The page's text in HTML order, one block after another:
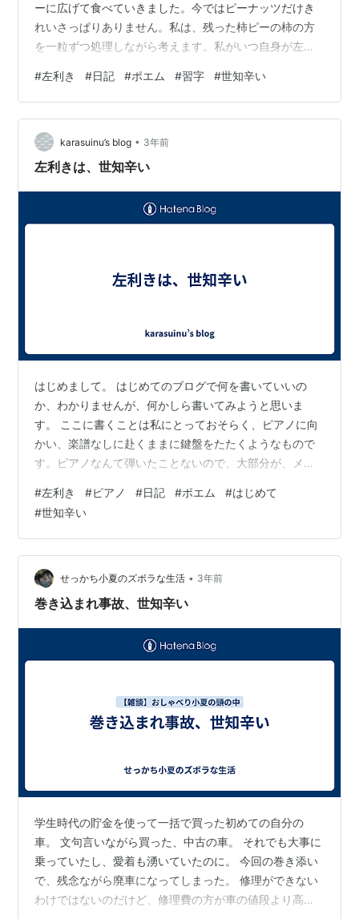
ーに広げて食べていきました。今ではピーナッツだけき
れいさっぱりありません。私は、残った柿ピーの柿の方
を一粒ずつ処理しながら考えます。私がいつ自身が左利
ピーナッツがほしい。４袋目開けちゃおうかしら（もう
開けている）。 はじめて左利きであることに気づいた、
いや、自身が左利きであることを強く認識したのは、小
学生のころだったと思います。決められた部屋の中に決
められた人数の生徒を入れて、月から金まで決まった顔
#左利き #日記 #ポエム #習字 #世知辛い
karasuinu’s blog • 3年前
左利きは、世知辛い
はじめまして。 はじめてのブログで何を書いていいの
か、わかりませんが、何かしら書いてみようと思いま
す。 ここに書くことは私にとっておそらく、ピアノに向
かい、楽譜なしに赴くままに鍵盤をたたくようなもので
す。ピアノなんて弾いたことないので、大部分が、メロ
す。ましてや、私には音感なんてちっともないので、ど
れが「ド」なのか、どれが「ソ」なのかさっぱりです。
ですから、この先も「レ」のつもりで「ミ」の音を出す
かもしれないし、「シ」のつもりで「ファ」の鍵盤をた
たくかもしれません。また、興味本位で、「ド」と
「ラ」を同時にたたくことも、足元のでっぱりを踏みつ
#左利き #ピアノ #日記 #ポエム #はじめて
#世知辛い
せっかち小夏のズボラな生活 • 3年前
巻き込まれ事故、世知辛い
学生時代の貯金を使って一括で買った初めての自分の
車。 文句言いながら買った、中古の車。 それでも大事に
乗っていたし、愛着も湧いていたのに。 今回の巻き添い
で、残念ながら廃車になってしまった。 修理ができない
わけではないのだけど、修理費の方が車の値段より高く